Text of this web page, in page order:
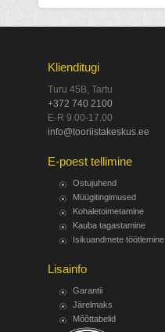
Klienditugi
Turu 45B, Tartu
+372 740 2100
E-R 9.00-17.00
info@tooriistakeskus.ee
E-poest tellimine
Ostujuhend
Müügitingimused
Kohaletoimetamine
Kauba tagastamine
Isikuandmete töötlemine
Lisainfo
Garantii
Järelmaks
Mõõttabelid